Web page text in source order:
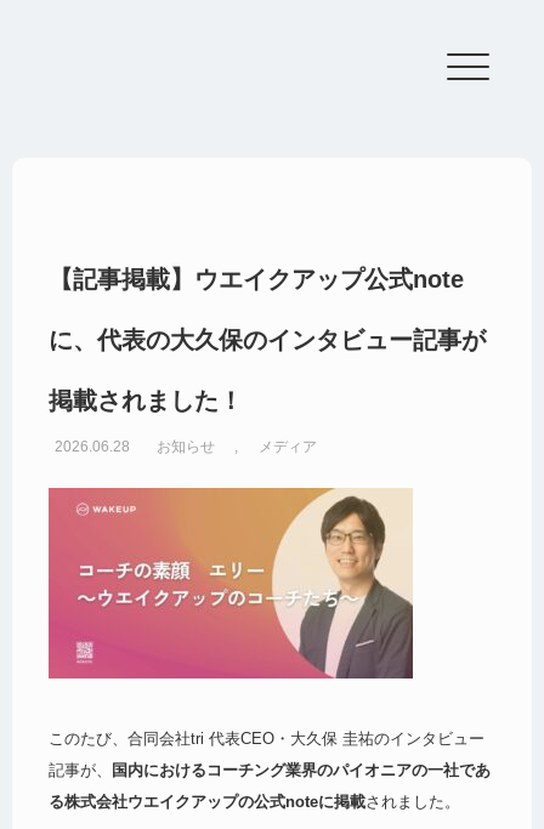
【記事掲載】ウエイクアップ公式note
に、代表の大久保のインタビュー記事が
掲載されました！
2026.06.28 お知らせ メディア
このたび、合同会社tri 代表CEO・大久保 圭祐のインタビュー
記事が、 国内におけるコーチング業界のパイオニアの一社であ
る株式会社ウエイクアップの公式noteに掲載されました。